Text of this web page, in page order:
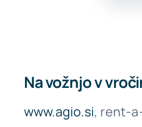
Na vožnjo v
www.agio.si, rent-